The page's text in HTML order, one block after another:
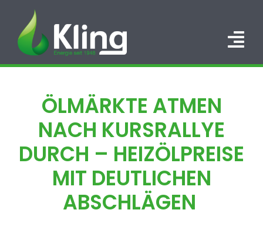
springen
PORTFOLIO
ÜBER UNS
KARRIERE
ÖLMÄRKTE ATMEN
NACH KURSRALLYE
DURCH – HEIZÖLPREISE
MIT DEUTLICHEN
ABSCHLÄGEN